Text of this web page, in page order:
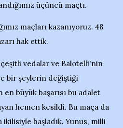
üçüncü maçtı.
maçları kazanıyoruz. 48
hak ettik.
vedalar ve Balotelli'nin
bir şeylerin değiştiği
en büyük başarısı bu adalet
hemen kesildi. Bu maça da
başladık. Yunus, milli